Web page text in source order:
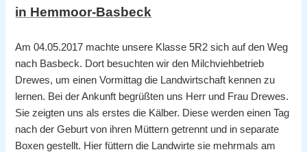
in Hemmoor-Basbeck
Am 04.05.2017 machte unsere Klasse 5R2 sich auf den Weg
nach Basbeck. Dort besuchten wir den Milchviehbetrieb
Drewes, um einen Vormittag die Landwirtschaft kennen zu
lernen. Bei der Ankunft begrüßten uns Herr und Frau Drewes.
Sie zeigten uns als erstes die Kälber. Diese werden einen Tag
nach der Geburt von ihren Müttern getrennt und in separate
Boxen gestellt. Hier füttern die Landwirte sie mehrmals am